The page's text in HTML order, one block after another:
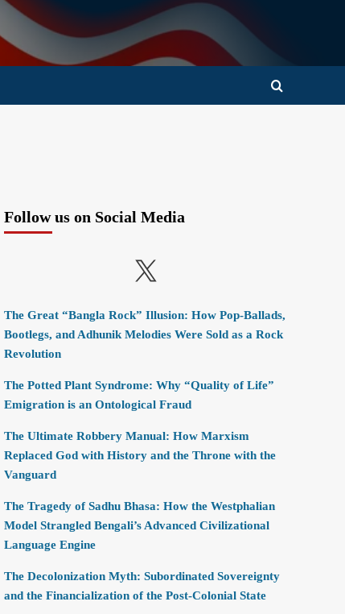
Follow us on Social Media
X
The Great “Bangla Rock” Illusion: How Pop-Ballads,
Bootlegs, and Adhunik Melodies Were Sold as a Rock
Revolution
The Potted Plant Syndrome: Why “Quality of Life”
Emigration is an Ontological Fraud
The Ultimate Robbery Manual: How Marxism
Replaced God with History and the Throne with the
Vanguard
The Tragedy of Sadhu Bhasa: How the Westphalian
Model Strangled Bengali’s Advanced Civilizational
Language Engine
The Decolonization Myth: Subordinated Sovereignty
and the Financialization of the Post-Colonial State